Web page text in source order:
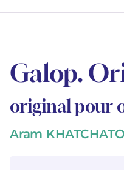
Galop.
original pour
Aram